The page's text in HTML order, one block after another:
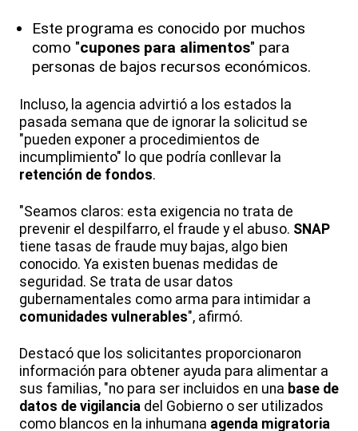
Este programa es conocido por muchos
como "cupones para alimentos" para
personas de bajos recursos económicos.
Incluso, la agencia advirtió a los estados la
pasada semana que de ignorar la solicitud se
"pueden exponer a procedimientos de
incumplimiento" lo que podría conllevar la
retención de fondos.
"Seamos claros: esta exigencia no trata de
prevenir el despilfarro, el fraude y el abuso. SNAP
tiene tasas de fraude muy bajas, algo bien
conocido. Ya existen buenas medidas de
seguridad. Se trata de usar datos
gubernamentales como arma para intimidar a
comunidades vulnerables", afirmó.
Destacó que los solicitantes proporcionaron
información para obtener ayuda para alimentar a
sus familias, "no para ser incluidos en una base de
datos de vigilancia del Gobierno o ser utilizados
como blancos en la inhumana agenda migratoria